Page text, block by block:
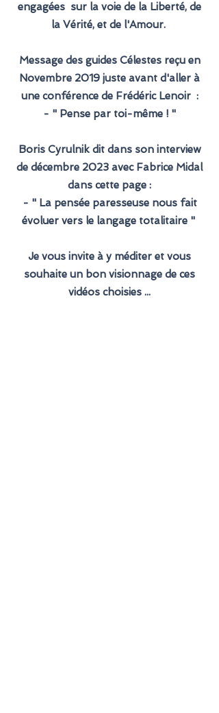
engagées sur la voie de la Liberté, de
la Vérité, et de l'Amour.
Message des guides Célestes reçu en
Novembre 2019 juste avant d'aller à
une conférence de Frédéric Lenoir :
- " Pense par toi-même ! "
Boris Cyrulnik dit dans son interview
de décembre 2023 avec Fabrice Midal
dans cette page :
- " La pensée paresseuse nous fait
évoluer vers le langage totalitaire "
Je vous invite à y méditer et vous
souhaite un bon visionnage de ces
vidéos choisies ...